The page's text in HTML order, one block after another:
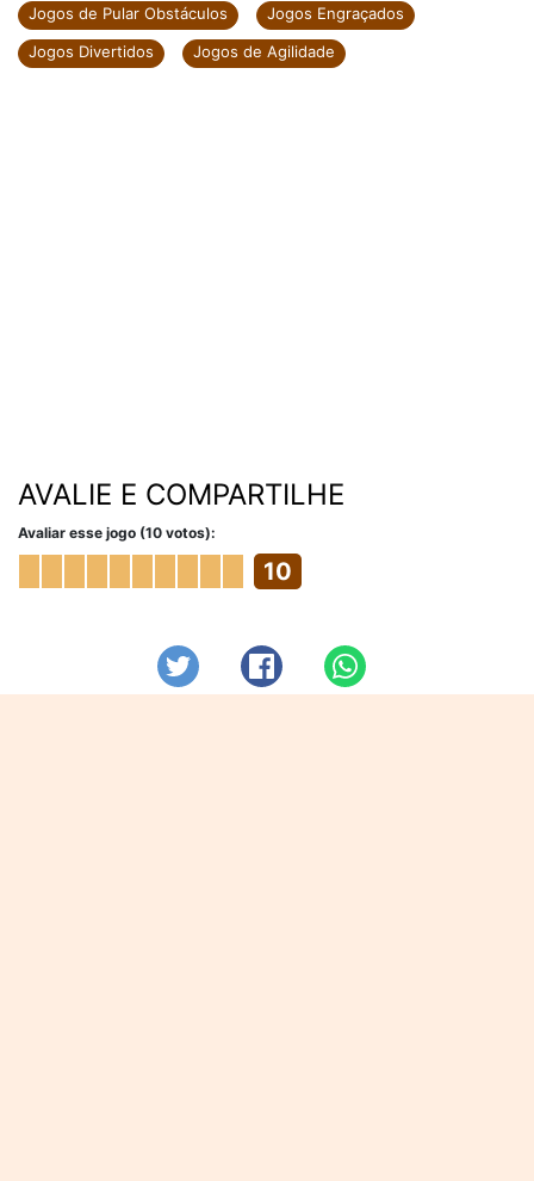
Jogos de Pular Obstáculos
Jogos Engraçados
Jogos Divertidos
Jogos de Agilidade
AVALIE E COMPARTILHE
Avaliar esse jogo (10 votos):
10